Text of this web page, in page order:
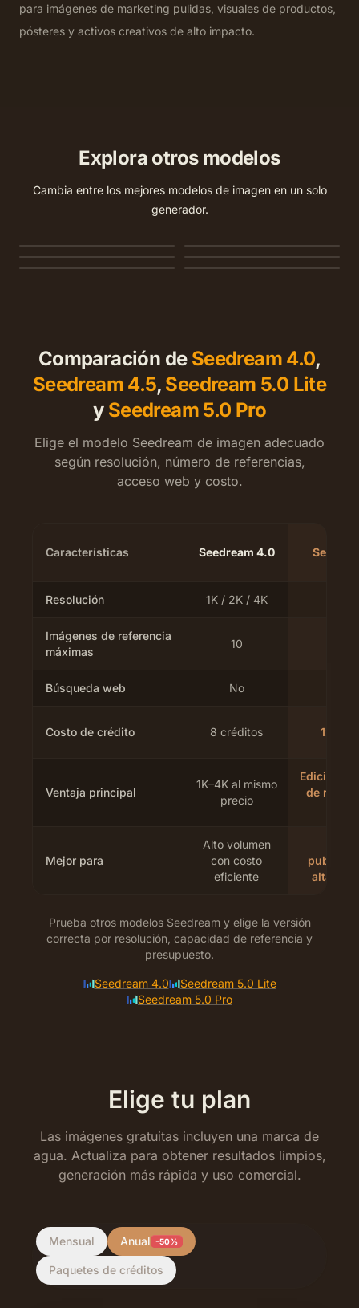
para imágenes de marketing pulidas, visuales de productos,
pósteres y activos creativos de alto impacto.
Explora otros modelos
Cambia entre los mejores modelos de imagen en un solo
generador.
Comparación de Seedream 4.0,
Seedream 4.5, Seedream 5.0 Lite
y Seedream 5.0 Pro
Elige el modelo Seedream de imagen adecuado
según resolución, número de referencias,
acceso web y costo.
Características Seedream 4.0
Resolución 1K / 2K / 4K
Imágenes de referencia
máximas
10
Búsqueda web No
Costo de crédito 8 créditos 12
Ventaja principal
1K–4K al mismo
precio
Edición
de
Mejor para
Alto volumen
con costo
eficiente
alta
Prueba otros modelos Seedream y elige la versión
correcta por resolución, capacidad de referencia y
presupuesto.
Seedream 4.0
Seedream 5.0 Lite
Seedream 5.0 Pro
Elige tu plan
Las imágenes gratuitas incluyen una marca de
agua. Actualiza para obtener resultados limpios,
generación más rápida y uso comercial.
Mensual Anual -50%
Paquetes de créditos